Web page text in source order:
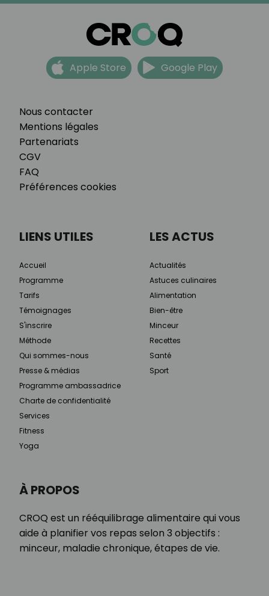
Nous contacter
Mentions légales
Partenariats
CGV
FAQ
Préférences cookies
Apple Store Google Play
À PROPOS
CROQ est un rééquilibrage alimentaire qui vous
aide à planifier vos repas selon 3 objectifs :
minceur, maladie chronique, étapes de vie.
LIENS UTILES
Accueil
Programme
Tarifs
Témoignages
S'inscrire
Méthode
Qui sommes-nous
Presse & médias
Programme ambassadrice
Charte de confidentialité
Services
Fitness
Yoga
LES ACTUS
Actualités
Astuces culinaires
Alimentation
Bien-être
Minceur
Recettes
Santé
Sport